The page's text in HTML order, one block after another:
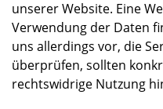
unserer Website. Eine
Verwendung der Daten
uns allerdings vor, die
überprüfen, sollten
rechtswidrige Nutzung